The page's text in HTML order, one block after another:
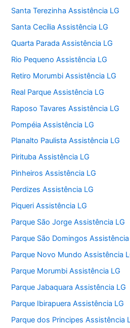
Santa Terezinha Assistência LG
Santa Cecília Assistência LG
Quarta Parada Assistência LG
Rio Pequeno Assistência LG
Retiro Morumbi Assistência LG
Real Parque Assistência LG
Raposo Tavares Assistência LG
Pompéia Assistência LG
Planalto Paulista Assistência LG
Pirituba Assistência LG
Pinheiros Assistência LG
Perdizes Assistência LG
Piqueri Assistência LG
Parque São Jorge Assistência LG
Parque São Domingos Assistência
Parque Novo Mundo Assistência
Parque Morumbi Assistência LG
Parque Jabaquara Assistência LG
Parque Ibirapuera Assistência LG
Parque dos Principes Assistência